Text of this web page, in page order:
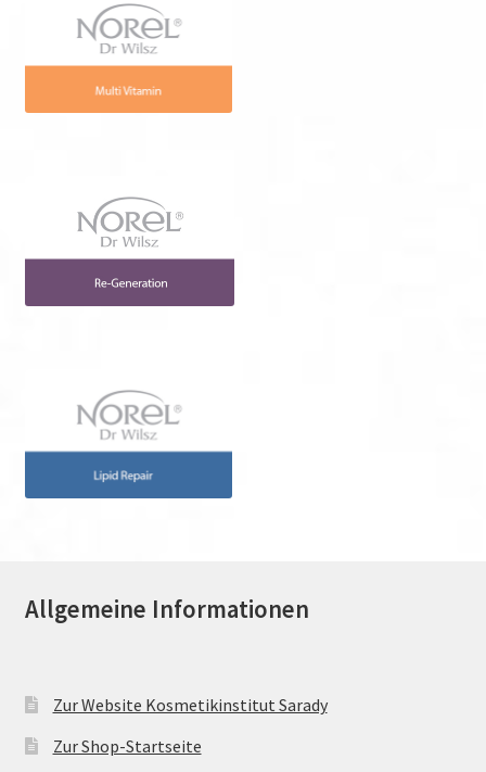
Allgemeine Informationen
Zur Website Kosmetikinstitut Sarady
Zur Shop-Startseite